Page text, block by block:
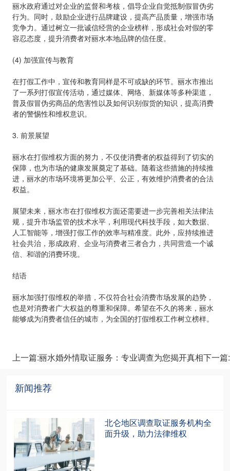
丽水政府通过对企业的监督和考核，倡导企业自觉抵制假冒伪劣
行为。同时，鼓励企业进行品牌建设，提高产品质量，增强市场
竞争力。通过树立一批诚信经营的企业榜样，形成社会对假的零
容忍态度，提升消费者对丽水本地品牌的信任度。
(4) 加强宣传与教育
在打假工作中，宣传和教育同样是不可或缺的环节。丽水市推出
了一系列打假宣传活动，通过媒体、网络、新媒体等多种渠道，
普及假冒伪劣商品的危害性以及如何识别假货的知识，提高消费
者的警惕性和维权意识。
3. 前景展望
丽水在打假维权方面的努力，不仅使消费者的权益得到了切实的
保障，也为市场的健康发展奠定了基础。随着这些措施的持续推
进，丽水的市场环境将更加公平、公正，有效维护消费者的合法
权益。
展望未来，丽水市在打假维权方面还需要进一步完善相关法律法
规，提升市场监管的技术水平，利用现代科技手段，如大数据、
人工智能等，增强打假工作的效率与精准度。此外，应持续推进
社会共治，形成政府、企业与消费者三者合力，共同营造一个诚
信、和谐的消费环境。
结语
丽水加强打假维权的举措，不仅符合社会消费市场发展的趋势，
也是对消费者广大权益的尊重和保障。希望在不久的将来，丽水
能够成为消费者信任的城市，为全国的打假维权工作树立榜样。
上一篇:丽水婚外情取证服务：专业调查为您揭开真相下一
新闻推荐
北仑地区调查取证服务机构全
面升级，助力法律维权